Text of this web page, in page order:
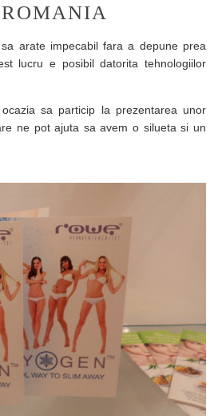
arate impecabil fara a depune prea
lucru e posibil datorita tehnologiilor
sa particip la prezentarea unor
ne pot ajuta sa avem o silueta si un